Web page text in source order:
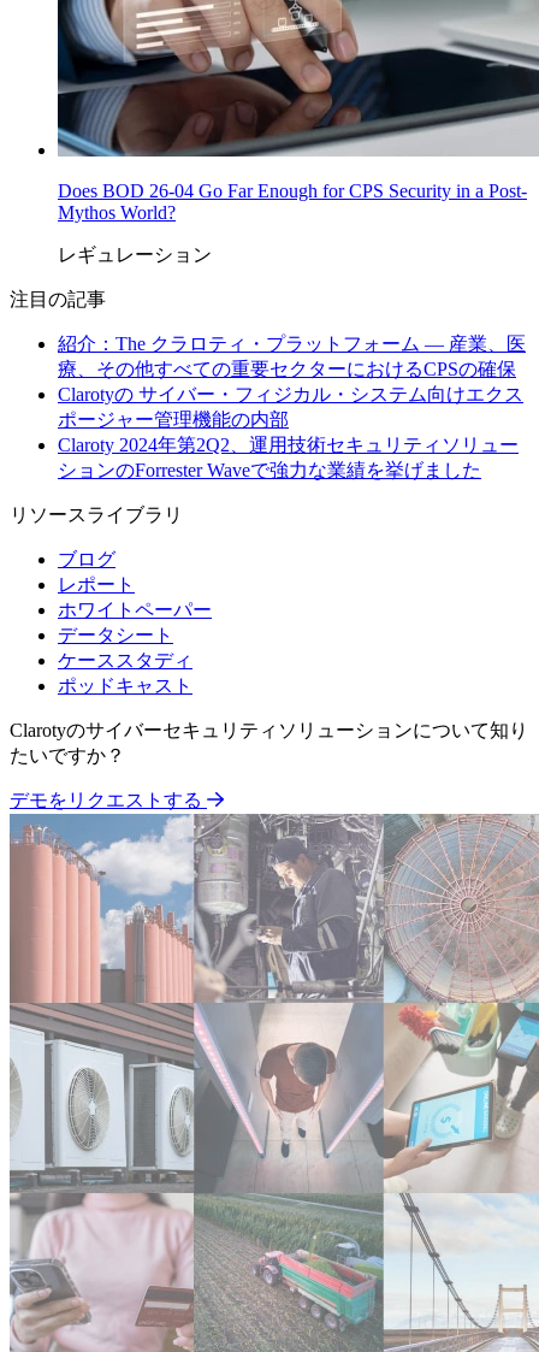
Does BOD 26-04 Go Far Enough for CPS Security in a Post-
Mythos World?
レギュレーション
注目の記事
紹介：The クラロティ・プラットフォーム — 産業、医
療、その他すべての重要セクターにおけるCPSの確保
Clarotyの サイバー・フィジカル・システム向けエクス
ポージャー管理機能の内部
Claroty 2024年第2Q2、運用技術セキュリティソリュー
ションのForrester Waveで強力な業績を挙げました
リソースライブラリ
ブログ
レポート
ホワイトペーパー
データシート
ケーススタディ
ポッドキャスト
Clarotyのサイバーセキュリティソリューションについて知り
たいですか？
デモをリクエストする